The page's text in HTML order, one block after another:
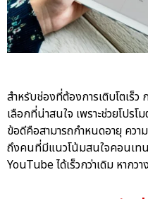
สำหรับช่องที่ต้องการเติบโตเร็
เลือกที่น่าสนใจ เพราะช่วยโปรโ
ข้อดีคือสามารถกำหนดอายุ คว
ถึงคนที่มีแนวโน้มสนใจคอนเท
YouTube ได้เร็วกว่าเดิม หาก